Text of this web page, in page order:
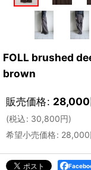
FOLL brushed
brown
販売価格: 28,000
(税込: 30,800円)
希望小売価格: 28,000